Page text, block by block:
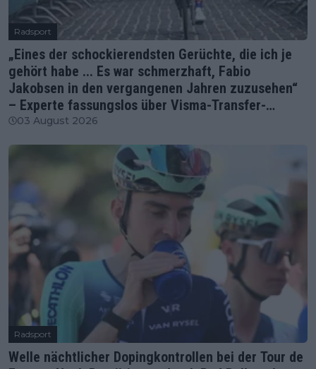
Radsport
„Eines der schockierendsten Gerüchte, die ich je
gehört habe ... Es war schmerzhaft, Fabio
Jakobsen in den vergangenen Jahren zuzusehen“
– Experte fassungslos über Visma-Transfer-
Spekulationen
03 August 2026
Radsport
Welle nächtlicher Dopingkontrollen bei der Tour de